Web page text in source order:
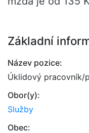
Základní
Název pozice:
Úklidový pracovník/
Obor(y):
Služby
Obec: